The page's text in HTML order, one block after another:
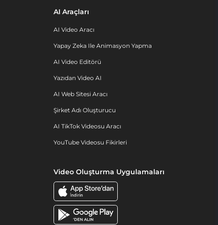
AI Araçları
AI Video Aracı
Yapay Zeka Ile Animasyon Yapma
AI Video Editörü
Yazıdan Video AI
AI Web Sitesi Aracı
Şirket Adı Oluşturucu
AI TikTok Videosu Aracı
YouTube Videosu Fikirleri
Video Oluşturma Uygulamaları